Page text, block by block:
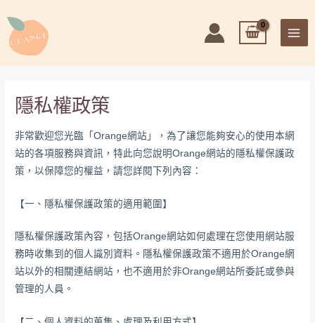
隱私權政策
非常歡迎您光臨「Orange網站」，為了讓您能夠安心的使用本網
站的各項服務與資訊，特此向您說明Orange網站的隱私權保護政
策，以保障您的權益，請您詳閱下列內容：
【一、隱私權保護政策的適用範圍】
隱私權保護政策內容，包括Orange網站如何處理在您使用網站服
務時收集到的個人識別資料。隱私權保護政策不適用於Orange網
站以外的相關連結網站，也不適用於非Orange網站所委託或參與
管理的人員。